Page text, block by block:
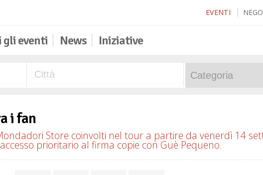
EVENTI
gli eventi News Iniziative
i fan
Store coinvolti nel tour a partire da venerdì 14
prioritario al firma copie con Guè Pequeno.